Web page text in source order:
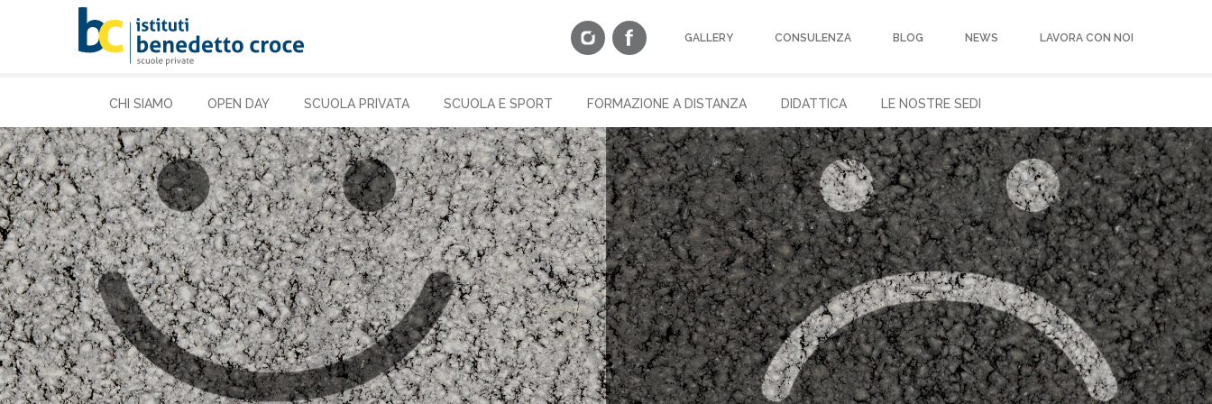
GALLERY CONSULENZA BLOG NEWS LAVORA CON NOI
CHI SIAMO OPEN DAY SCUOLA PRIVATA SCUOLA E SPORT FORMAZIONE A DISTANZA DIDATTICA LE NOSTRE SEDI